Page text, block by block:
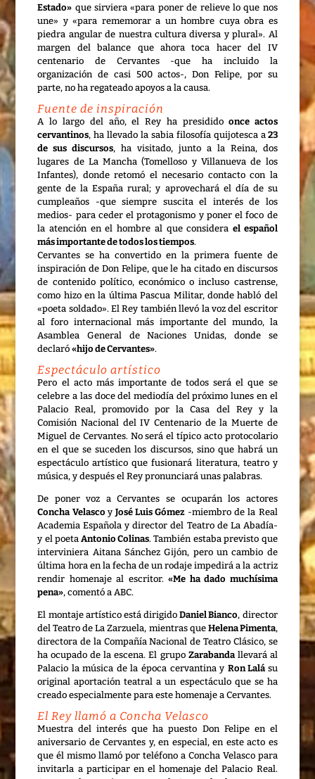
Estado» que sirviera «para poner de relieve lo que nos
une» y «para rememorar a un hombre cuya obra es
piedra angular de nuestra cultura diversa y plural». Al
margen del balance que ahora toca hacer del IV
centenario de Cervantes -que ha incluido la
organización de casi 500 actos-, Don Felipe, por su
parte, no ha regateado apoyos a la causa.
Fuente de inspiración
A lo largo del año, el Rey ha presididoonce actos
cervantinos, ha llevado la sabia filosofía quijotesca a 23
de sus discursos, ha visitado, junto a la Reina, dos
lugares de La Mancha (Tomelloso y Villanueva de los
Infantes), donde retomó el necesario contacto con la
gente de la España rural; y aprovechará el día de su
cumpleaños -que siempre suscita el interés de los
medios- para ceder el protagonismo y poner el foco de
la atención en el hombre al que considera el español
más importante de todos los tiempos.
Cervantes se ha convertido en la primera fuente de
inspiración de Don Felipe, que le ha citado en discursos
de contenido político, económico o incluso castrense,
como hizo en la última Pascua Militar, donde habló del
«poeta soldado». El Rey también llevó la voz del escritor
al foro internacional más importante del mundo, la
Asamblea General de Naciones Unidas, donde se
declaró«hijo de Cervantes».
Espectáculo artístico
Pero el acto más importante de todos será el que se
celebre a las doce del mediodía del próximo lunes en el
Palacio Real, promovido por la Casa del Rey y la
Comisión Nacional del IV Centenario de la Muerte de
Miguel de Cervantes. No será el típico acto protocolario
en el que se suceden los discursos, sino que habrá un
espectáculo artístico que fusionará literatura, teatro y
música, y después el Rey pronunciará unas palabras.
De poner voz a Cervantes se ocuparán los actores
Concha Velasco y José Luis Gómez -miembro de la Real
Academia Española y director del Teatro de La Abadía-
y el poeta Antonio Colinas. También estaba previsto que
interviniera Aitana Sánchez Gijón, pero un cambio de
última hora en la fecha de un rodaje impedirá a la actriz
rendir homenaje al escritor.«Me ha dado muchísima
pena», comentó a ABC.
El montaje artístico está dirigidoDaniel Bianco, director
del Teatro de La Zarzuela, mientras que Helena Pimenta,
directora de la Compañía Nacional de Teatro Clásico, se
ha ocupado de la escena. El grupo Zarabandallevará al
Palacio la música de la época cervantina y Ron Lalá su
original aportación teatral a un espectáculo que se ha
creado especialmente para este homenaje a Cervantes.
El Rey llamó a Concha Velasco
Muestra del interés que ha puesto Don Felipe en el
aniversario de Cervantes y, en especial, en este acto es
que él mismo llamó por teléfono a Concha Velasco para
invitarla a participar en el homenaje del Palacio Real.